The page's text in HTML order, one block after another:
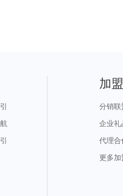
加
分销联
企业礼
代理合
更多加